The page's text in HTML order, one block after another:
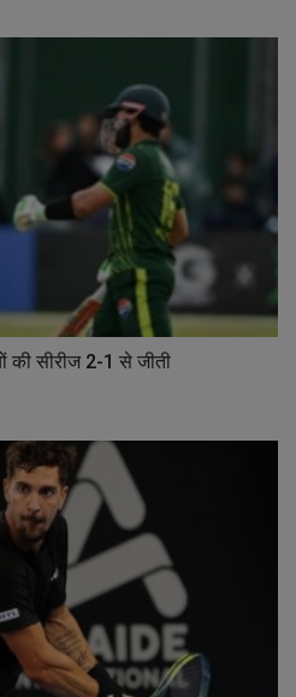
की सीरीज 2-1 से जीती